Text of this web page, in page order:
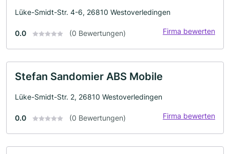
Lüke-Smidt-Str. 4-6, 26810 Westoverledingen
0.0 (0 Bewertungen) Firma bewerten
Stefan Sandomier ABS Mobile
Lüke-Smidt-Str. 2, 26810 Westoverledingen
0.0 (0 Bewertungen) Firma bewerten